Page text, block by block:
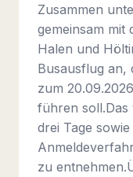
Zusammen
gemeinsam mit
Halen und
Busausflug an,
zum
führen soll.Das
drei Tage
zu